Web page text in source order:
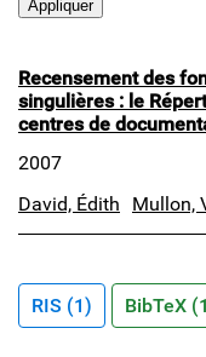
Recensement des
singulières : le
centres de
2007
David, Édith
Mullon,
RIS (1) BibTeX